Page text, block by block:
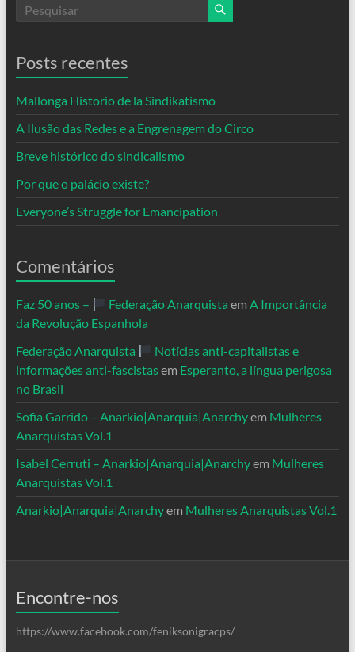
Posts recentes
Mallonga Historio de la Sindikatismo
A Ilusão das Redes e a Engrenagem do Circo
Breve histórico do sindicalismo
Por que o palácio existe?
Everyone’s Struggle for Emancipation
Comentários
Faz 50 anos – Federação Anarquista em A Importância
da Revolução Espanhola
Federação Anarquista
Notícias anti-capitalistas e
informações anti-fascistasem Esperanto, a língua perigosa
no Brasil
Sofia Garrido – Anarkio|Anarquia|Anarchyem Mulheres
Anarquistas Vol.1
Isabel Cerruti – Anarkio|Anarquia|Anarchyem Mulheres
Anarquistas Vol.1
Anarkio|Anarquia|Anarchyem Mulheres Anarquistas Vol.1
Encontre-nos
https://www.facebook.com/feniksonigracps/